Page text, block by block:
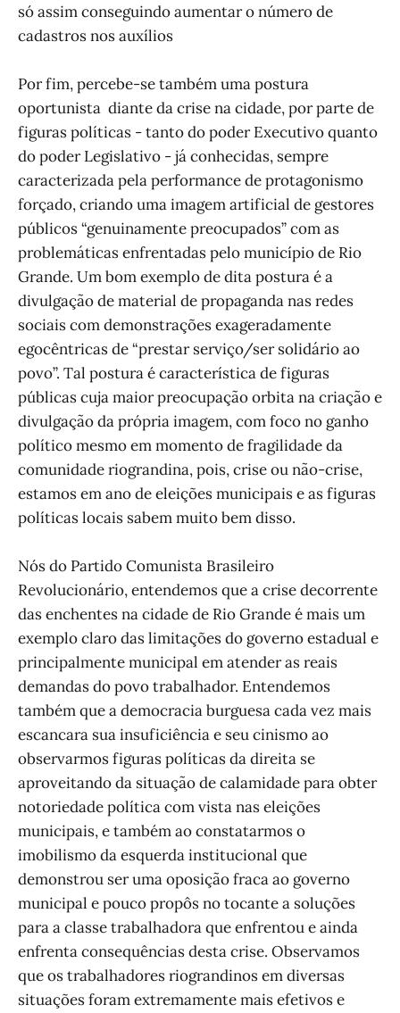
só assim conseguindo aumentar o número de
cadastros nos auxílios
Por fim, percebe-se também uma postura
oportunista diante da crise na cidade, por parte de
figuras políticas - tanto do poder Executivo quanto
do poder Legislativo - já conhecidas, sempre
caracterizada pela performance de protagonismo
forçado, criando uma imagem artificial de gestores
públicos “genuinamente preocupados” com as
problemáticas enfrentadas pelo município de Rio
Grande. Um bom exemplo de dita postura é a
divulgação de material de propaganda nas redes
sociais com demonstrações exageradamente
egocêntricas de “prestar serviço/ser solidário ao
povo”. Tal postura é característica de figuras
públicas cuja maior preocupação orbita na criação e
divulgação da própria imagem, com foco no ganho
político mesmo em momento de fragilidade da
comunidade riograndina, pois, crise ou não-crise,
estamos em ano de eleições municipais e as figuras
políticas locais sabem muito bem disso.
Nós do Partido Comunista Brasileiro
Revolucionário, entendemos que a crise decorrente
das enchentes na cidade de Rio Grande é mais um
exemplo claro das limitações do governo estadual e
principalmente municipal em atender as reais
demandas do povo trabalhador. Entendemos
também que a democracia burguesa cada vez mais
escancara sua insuficiência e seu cinismo ao
observarmos figuras políticas da direita se
aproveitando da situação de calamidade para obter
notoriedade política com vista nas eleições
municipais, e também ao constatarmos o
imobilismo da esquerda institucional que
demonstrou ser uma oposição fraca ao governo
municipal e pouco propôs no tocante a soluções
para a classe trabalhadora que enfrentou e ainda
enfrenta consequências desta crise. Observamos
que os trabalhadores riograndinos em diversas
situações foram extremamente mais efetivos e